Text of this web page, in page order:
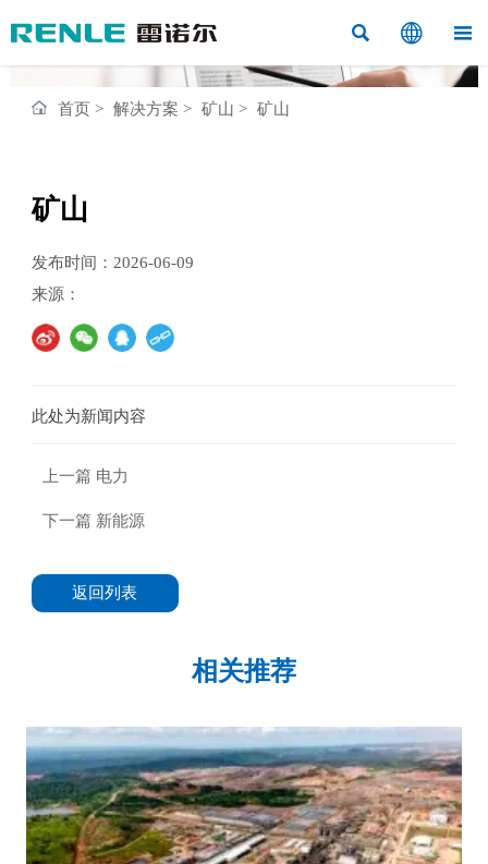
  
首页> 解决方案 > 矿山 > 矿山
矿山
发布时间：2026-06-09
来源：
此处为新闻内容
上一篇 电力
下一篇 新能源
返回列表
相关推荐